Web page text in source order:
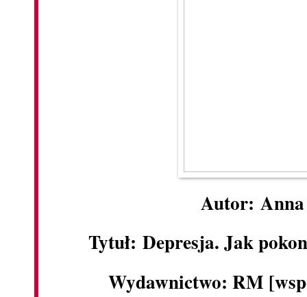
Autor:
Tytuł: Depresja. Jak
Wydawnictwo: RM